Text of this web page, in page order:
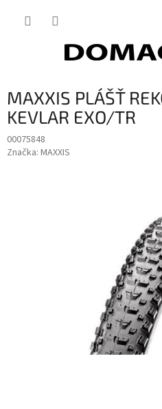
MAXXIS PLÁŠŤ
KEVLAR EXO/TR
00075848
Značka: MAXXIS